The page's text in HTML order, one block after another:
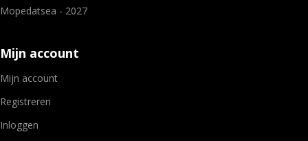
Mopedatsea - 2027
Mijn account
Mijn account
Registreren
Inloggen